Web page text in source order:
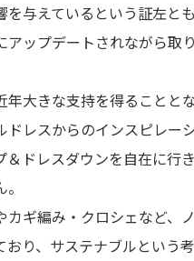
を与えているという証左と
アップデートされながら取
年大きな支持を得ることと
ドレスからのインスピレー
＆ドレスダウンを自在に行
カギ編み・クロシェなど、
おり、サステナブルという